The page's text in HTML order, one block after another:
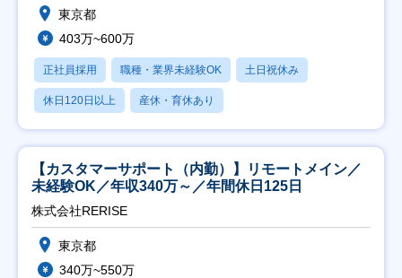
東京都
403万~600万
正社員採用 職種・業界未経験OK 土日祝休み
休日120日以上 産休・育休あり
【カスタマーサポート（内勤）】リモートメイン／
未経験OK／年収340万～／年間休日125日
株式会社RERISE
東京都
340万~550万